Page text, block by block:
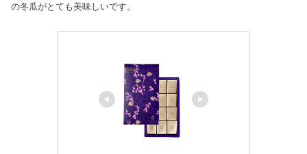
の冬瓜がとても美味しいです。